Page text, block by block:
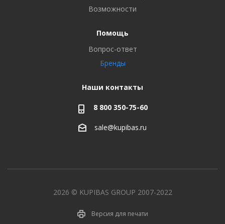
Возможности
Помощь
Вопрос-ответ
Бренды
Наши контакты
8 800 350-75-60
sale@kupibas.ru
2026 © KUPIBAS GROUP 2007-2022
Версия для печати